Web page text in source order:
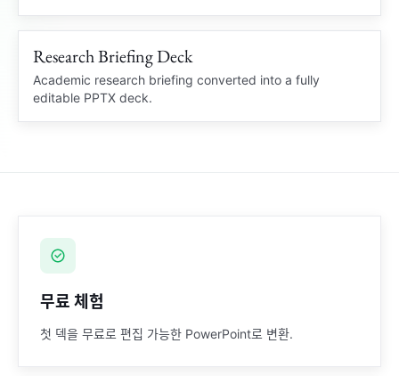
RESEARCH BRIEF
Citation notes and diagrams rebuilt
Research Briefing Deck
Academic research briefing converted into a fully
editable PPTX deck.
무료 체험
첫 덱을 무료로 편집 가능한 PowerPoint로 변환.